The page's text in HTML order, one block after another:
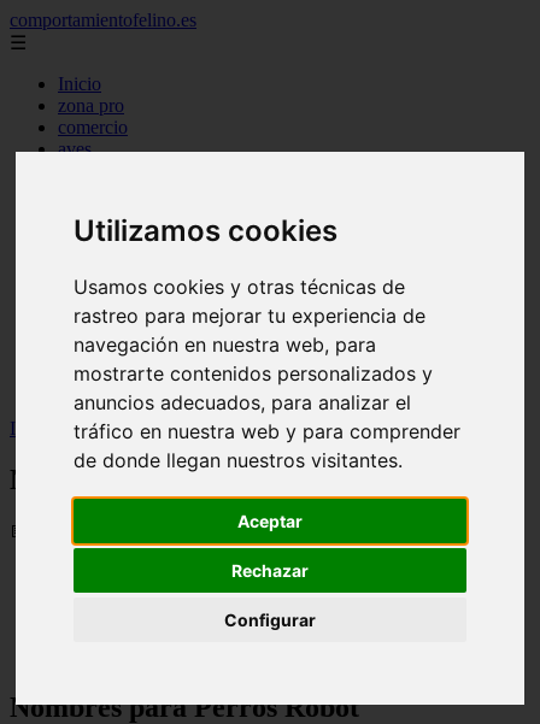
Utilizamos cookies
Usamos cookies y otras técnicas de
rastreo para mejorar tu experiencia de
navegación en nuestra web, para
mostrarte contenidos personalizados y
anuncios adecuados, para analizar el
tráfico en nuestra web y para comprender
de donde llegan nuestros visitantes.
Aceptar
Rechazar
Configurar
comportamientofelino.es
☰
Inicio
zona pro
comercio
aves
acuariofilia 2
acuariofilia
canal tv
nombres para gatos
novedades
tablon de anuncios
uncategorized
zona pro
Inicio
gatos2 > Nombres para Perros Robot
Nombres para Perros Robot
📅 12/06/2025
Nombres para Perros
Nombres para Perros Robot
Nombres para Perros Robot